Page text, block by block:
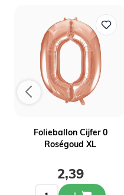
Folieballon Cijfer 0
Roségoud XL
2,39